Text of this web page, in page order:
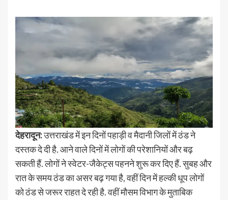
देहरादून:उत्तराखंड में इन दिनों पहाड़ी व मैदानी जिलों में ठंड ने
दस्तक दे दी है. आने वाले दिनों में लोगों की परेशानियों और बढ़
सकती हैं. लोगों ने स्वेटर-जैकेट्स पहनने शुरू कर दिए हैं. सुबह और
रात के समय ठंड का असर बढ़ गया है, वहीं दिन में हल्की धूप लोगों
को ठंड से जरूर राहत दे रही है. वहीं मौसम विभाग के मुताबिक